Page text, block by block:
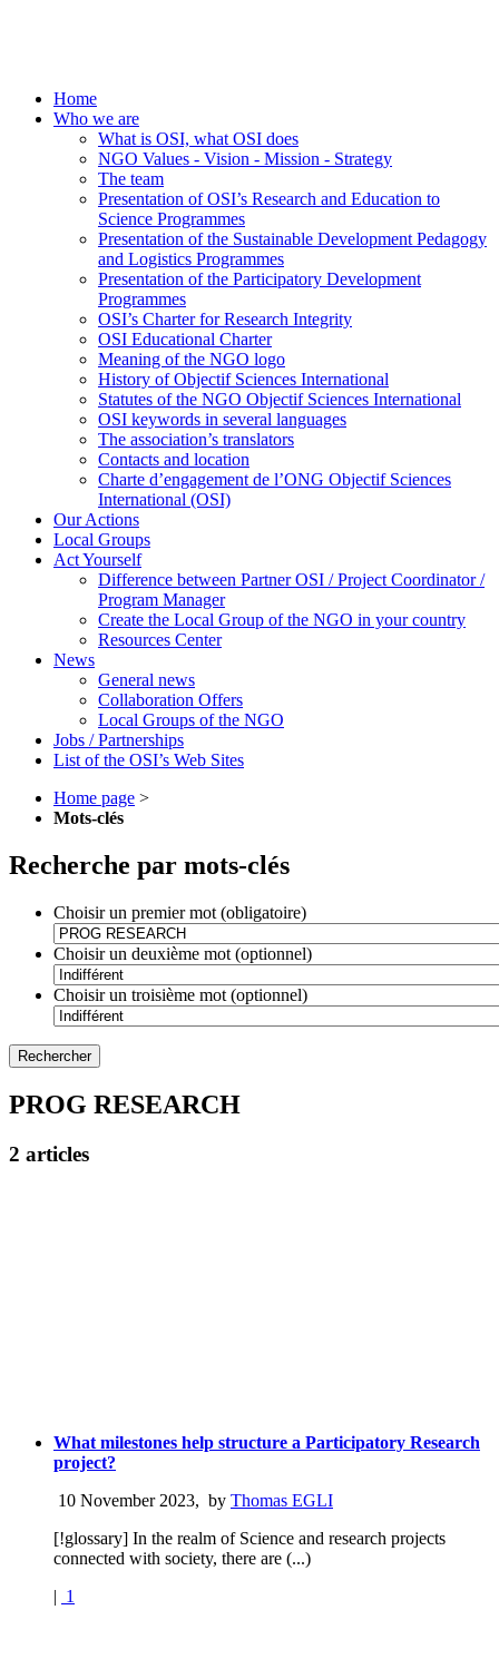
Home
Who we are
What is OSI, what OSI does
NGO Values - Vision - Mission - Strategy
The team
Presentation of OSI’s Research and Education to
Science Programmes
Presentation of the Sustainable Development Pedagogy
and Logistics Programmes
Presentation of the Participatory Development
Programmes
OSI’s Charter for Research Integrity
OSI Educational Charter
Meaning of the NGO logo
History of Objectif Sciences International
Statutes of the NGO Objectif Sciences International
OSI keywords in several languages
The association’s translators
Contacts and location
Charte d’engagement de l’ONG Objectif Sciences
International (OSI)
Our Actions
Local Groups
Act Yourself
Difference between Partner OSI / Project Coordinator /
Program Manager
Create the Local Group of the NGO in your country
Resources Center
News
General news
Collaboration Offers
Local Groups of the NGO
Jobs / Partnerships
List of the OSI’s Web Sites
Home page >
Mots-clés
Recherche par mots-clés
Choisir un premier mot (obligatoire)
Choisir un deuxième mot (optionnel)
Choisir un troisième mot (optionnel)
PROG RESEARCH
2 articles
What milestones help structure a Participatory Research
project?
10 November 2023, by Thomas EGLI
[!glossary] In the realm of Science and research projects
connected with society, there are (...)
| 1